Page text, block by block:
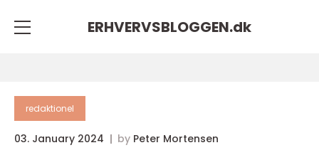
ERHVERVSBLOGGEN.dk
redaktionel
03. January 2024 by Peter Mortensen